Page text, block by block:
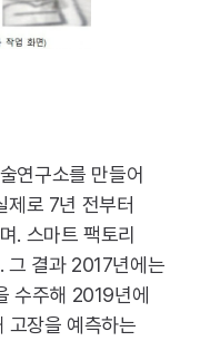
연구소를 만들어
제로 7년 전부터
. 스마트 팩토리
그 결과 2017년에는
수주해 2019년에
고장을 예측하는